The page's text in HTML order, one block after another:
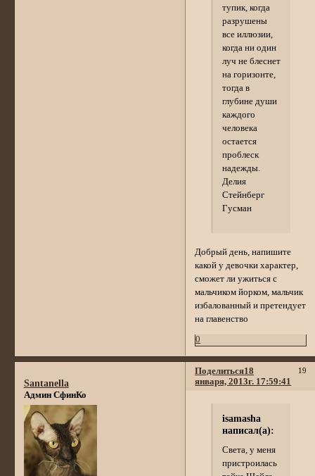
тупик, когда
разрушены
все иллюзии,
когда ни один
луч не блеснет
на горизонте,
тогда в
глубине души
каждого
человека
остается
проблеск
надежды.
Делия
Стейнберг
Гусман
Добрый день, напишите
какой у девочки характер,
сможет ли ужиться с
мальчиком йорком, мальчик
избалованный и претендует
на главенство
0
Поделиться 19
18
января, 2013г. 17:59:41
Santanella
Админ СфинКо
isamasha
написал(а):
Света, у меня
пристроилась